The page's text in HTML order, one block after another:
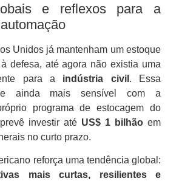
e reflexos para a
Unidos já mantenham um estoque
defesa, até agora não existia uma
para a indústria civil . Essa
se ainda mais sensível com a
programa de estocagem do
investir até US$ 1 bilhão em
no curto prazo.
reforça uma tendência global:
mais curtas, resilientes e